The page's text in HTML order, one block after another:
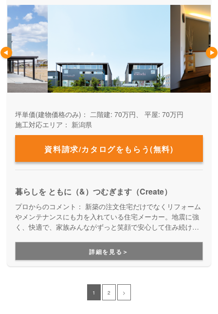
坪単価(建物価格のみ)： 二階建: 70万円、 平屋: 70万円
施工対応エリア： 新潟県
資料請求/カタログをもらう(無料)
暮らしを ともに（&）つむぎます（Create）
プロからのコメント： 新築の注文住宅だけでなくリフォーム
やメンテナンスにも力を入れている住宅メーカー。地震に強
く、快適で、家族みんながずっと笑顔で安心して住み続けら
し全般をトータルでコーディネートしてくれる点も嬉しいポ
詳細を見る＞
1 2 >